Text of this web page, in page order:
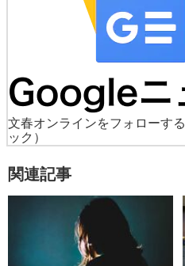
文春オンラインをフォローする
ック）
関連記事